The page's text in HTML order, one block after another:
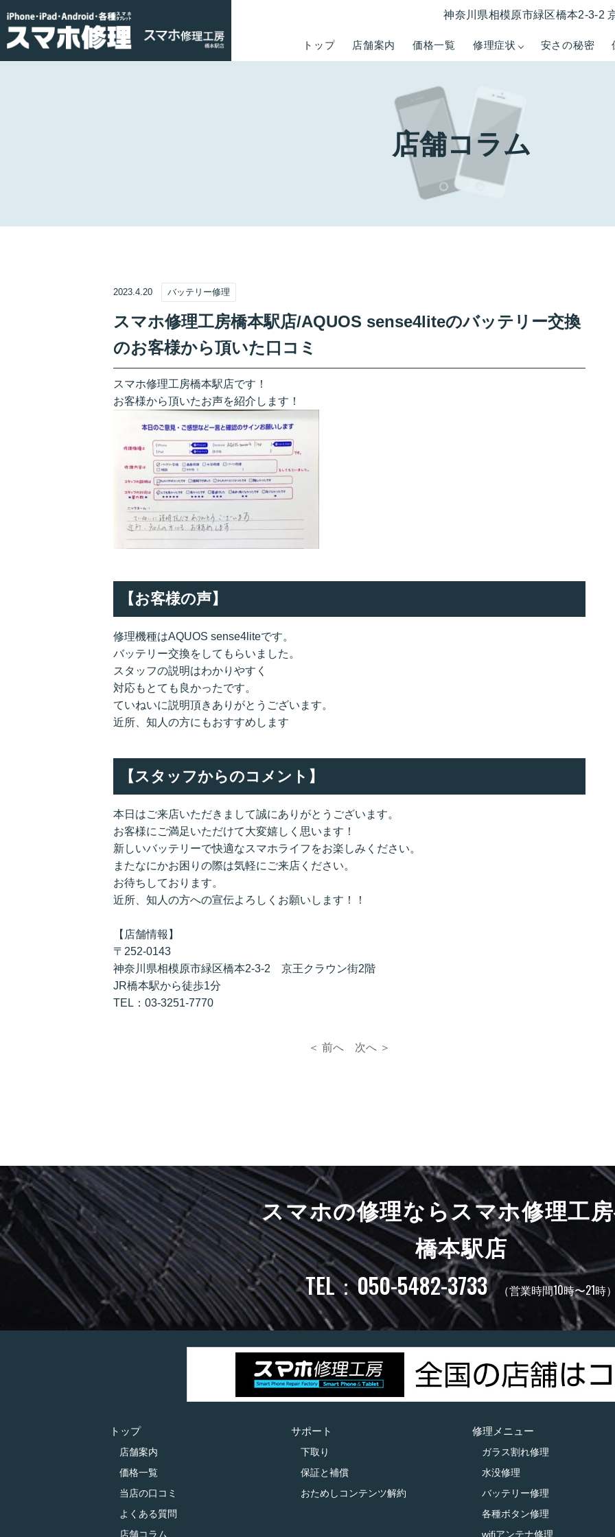
トップ 店舗案内 価格一覧 修理症状 安さの秘密
神奈川県相模原市緑区橋本2-3-2
店舗コラム
2023.4.20 バッテリー修理
スマホ修理工房橋本駅店/AQUOS sense4liteのバッテリー交換
のお客様から頂いた口コミ
スマホ修理工房橋本駅店です！
お客様から頂いたお声を紹介します！
【お客様の声】
修理機種はAQUOS sense4liteです。
バッテリー交換をしてもらいました。
スタッフの説明はわかりやすく
対応もとても良かったです。
ていねいに説明頂きありがとうございます。
近所、知人の方にもおすすめします
【スタッフからのコメント】
本日はご来店いただきまして誠にありがとうございます。
お客様にご満足いただけて大変嬉しく思います！
新しいバッテリーで快適なスマホライフをお楽しみください。
またなにかお困りの際は気軽にご来店ください。
お待ちしております。
近所、知人の方への宣伝よろしくお願いします！！
【店舗情報】
〒252-0143
神奈川県相模原市緑区橋本2-3-2 京王クラウン街2階
JR橋本駅から徒歩1分
TEL：03-3251-7770
＜ 前へ 次へ ＞
スマホの修理ならスマホ修理工
橋本駅店
TEL：050-5482-3733 （営業時間10時〜21時
トップ
店舗案内
価格一覧
当店の口コミ
よくある質問
店舗コラム
サポート
下取り
保証と補償
おためしコンテンツ解約
修理メニュー
ガラス割れ修理
水没修理
バッテリー修理
各種ボタン修理
wifiアンテナ修理